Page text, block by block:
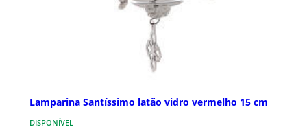
Lamparina Santíssimo latão vidro vermelho 15 cm
DISPONÍVEL